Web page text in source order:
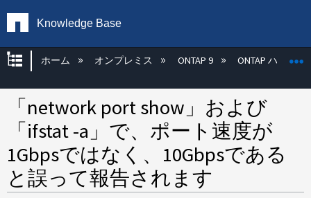
Knowledge Base
グローバル階層を展開/折りたたむ
ホーム オンプレミス ONTAP 9 ONTAP ハード
「network port show」および
「ifstat -a」で、ポート速度が
1Gbpsではなく、10Gbpsである
と誤って報告されます